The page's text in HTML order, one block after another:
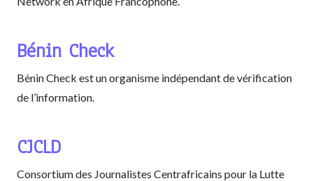
Bénin Check
Bénin Check est un organisme indépendant de vérification
de l’information.
CJCLD
Consortium des Journalistes Centrafricains pour la Lutte